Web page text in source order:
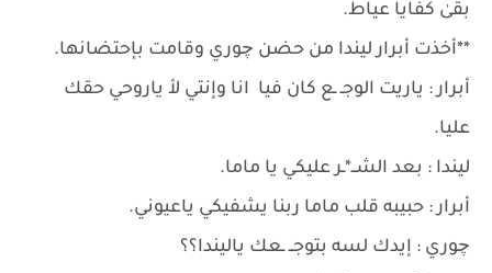
بقىٰ كفايا عياط.
**أخذت أبرار ليندا من حضن چوري وقامت بإحتضانها.
أبرار : ياريت الوجـ ـع كان فيا انا وإنتي لأ ياروحي حقك
عليا.
ليندا : بعد الشــ*ـر عليكي يا ماما.
أبرار : حبيبه قلب ماما ربنا يشفيكي ياعيوني.
چوري : إيدك لسه بتوجــ ـعك ياليندا؟؟